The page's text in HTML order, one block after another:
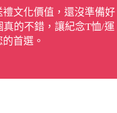
文化價值，還沒準備好
的不錯，讓紀念T恤/運
首選。